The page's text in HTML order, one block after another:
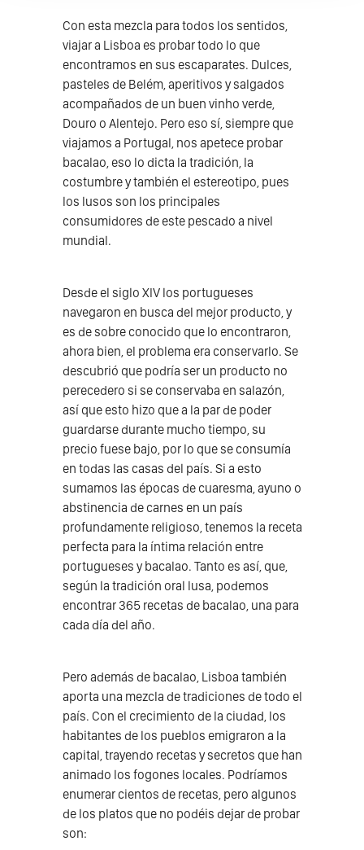
Con esta mezcla para todos los sentidos,
viajar a Lisboa es probar todo lo que
encontramos en sus escaparates. Dulces,
pasteles de Belém, aperitivos y salgados
acompañados de un buen vinho verde,
Douro o Alentejo. Pero eso sí, siempre que
viajamos a Portugal, nos apetece probar
bacalao, eso lo dicta la tradición, la
costumbre y también el estereotipo, pues
los lusos son los principales
consumidores de este pescado a nivel
mundial.
Desde el siglo XIV los portugueses
navegaron en busca del mejor producto, y
es de sobre conocido que lo encontraron,
ahora bien, el problema era conservarlo. Se
descubrió que podría ser un producto no
perecedero si se conservaba en salazón,
así que esto hizo que a la par de poder
guardarse durante mucho tiempo, su
precio fuese bajo, por lo que se consumía
en todas las casas del país. Si a esto
sumamos las épocas de cuaresma, ayuno o
abstinencia de carnes en un país
profundamente religioso, tenemos la receta
perfecta para la íntima relación entre
portugueses y bacalao. Tanto es así, que,
según la tradición oral lusa, podemos
encontrar 365 recetas de bacalao, una para
cada día del año.
Pero además de bacalao, Lisboa también
aporta una mezcla de tradiciones de todo el
país. Con el crecimiento de la ciudad, los
habitantes de los pueblos emigraron a la
capital, trayendo recetas y secretos que han
animado los fogones locales. Podríamos
enumerar cientos de recetas, pero algunos
de los platos que no podéis dejar de probar
son: